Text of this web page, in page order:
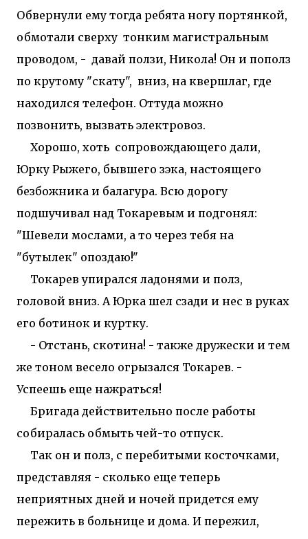
Обвернули ему тогда ребята ногу портянкой,
обмотали сверху тонким магистральным
проводом, - давай ползи, Никола! Он и пополз
по крутому "скату", вниз, на квершлаг, где
находился телефон. Оттуда можно
позвонить, вызвать электровоз.
Хорошо, хоть сопровождающего дали,
Юрку Рыжего, бывшего зэка, настоящего
безбожника и балагура. Всю дорогу
подшучивал над Токаревым и подгонял:
"Шевели мослами, а то через тебя на
"бутылек" опоздаю!"
Токарев упирался ладонями и полз,
головой вниз. А Юрка шел сзади и нес в руках
его ботинок и куртку.
- Отстань, скотина! - также дружески и тем
же тоном весело огрызался Токарев. -
Успеешь еще нажраться!
Бригада действительно после работы
собиралась обмыть чей-то отпуск.
Так он и полз, с перебитыми косточками,
представляя - сколько еще теперь
неприятных дней и ночей придется ему
пережить в больнице и дома. И пережил,